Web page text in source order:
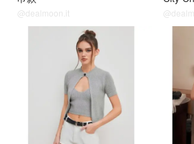
@dealmoon.it